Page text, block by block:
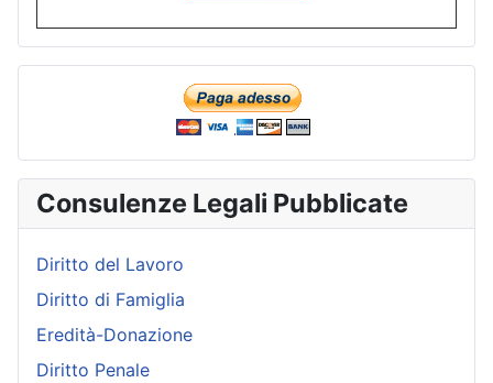
Consulenze Legali Pubblicate
Diritto del Lavoro
Diritto di Famiglia
Eredità-Donazione
Diritto Penale